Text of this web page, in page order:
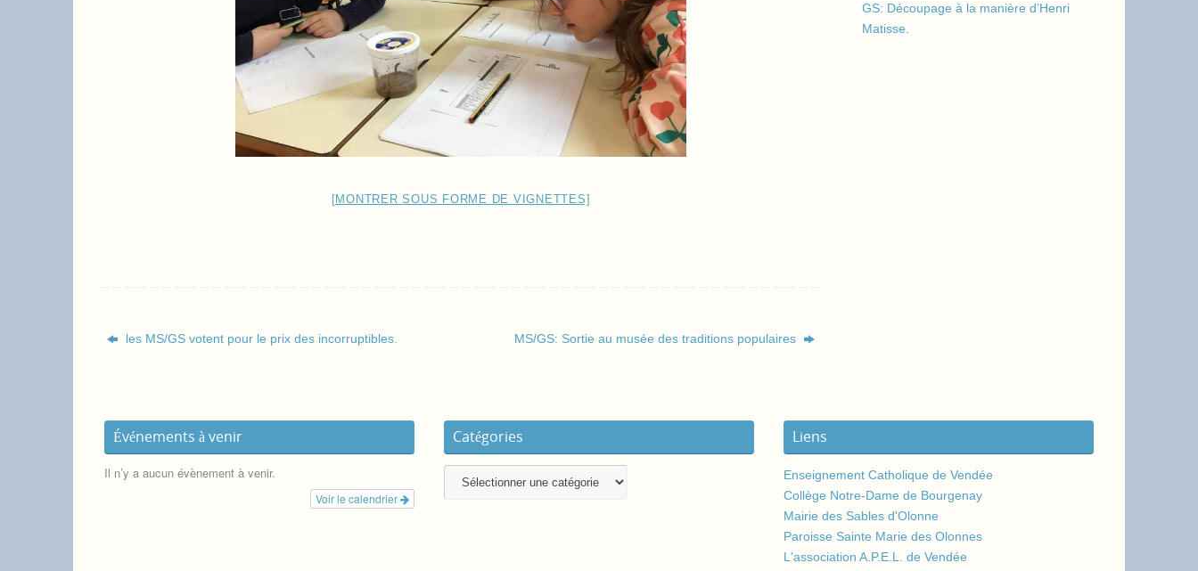
[MONTRER SOUS FORME DE VIGNETTES]
les MS/GS votent pour le prix des incorruptibles. MS/GS: Sortie au musée des traditions populaires
GS: Découpage à la manière d’Henri
Matisse.
Événements à venir
Il n’y a aucun évènement à venir.
Voir le calendrier
Catégories Liens
Enseignement Catholique de Vendée
Collège Notre-Dame de Bourgenay
Mairie des Sables d'Olonne
Paroisse Sainte Marie des Olonnes
L'association A.P.E.L. de Vendée